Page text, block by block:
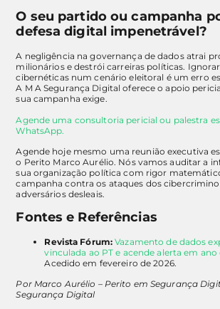
O seu partido ou campanha
defesa digital impenetrável?
A negligência na governança de dados atrai
milionários e destrói carreiras políticas.
cibernéticas num cenário eleitoral é um erro
A M A Segurança Digital oferece o apoio
sua campanha exige.
Agende uma consultoria pericial ou palestra
WhatsApp.
Agende hoje mesmo uma reunião executiva
o Perito Marco Aurélio. Nós vamos auditar a
sua organização política com rigor
campanha contra os ataques dos
adversários desleais.
Fontes e Referências
Revista Fórum: Vazamento de dados
vinculada ao PT e acende alerta em ano
Acedido em fevereiro de 2026.
Por Marco Aurélio – Perito em Segurança
Segurança Digital